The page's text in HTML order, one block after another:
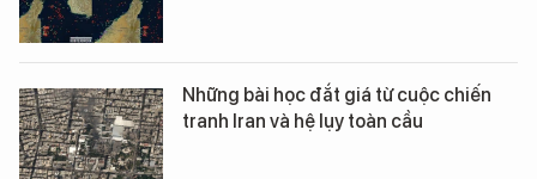
Những bài học đắt giá từ cuộc chiến
tranh Iran và hệ lụy toàn cầu